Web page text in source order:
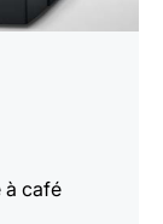
à café